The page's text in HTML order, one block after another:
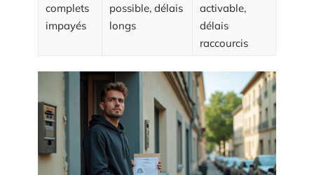
complets
impayés
possible, délais
longs
activable,
délais
raccourcis